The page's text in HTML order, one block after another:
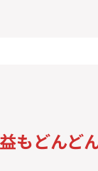
もどんど